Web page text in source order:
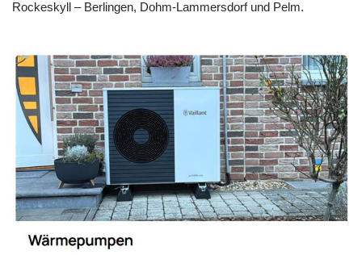
Rockeskyll – Berlingen, Dohm-Lammersdorf und Pelm.